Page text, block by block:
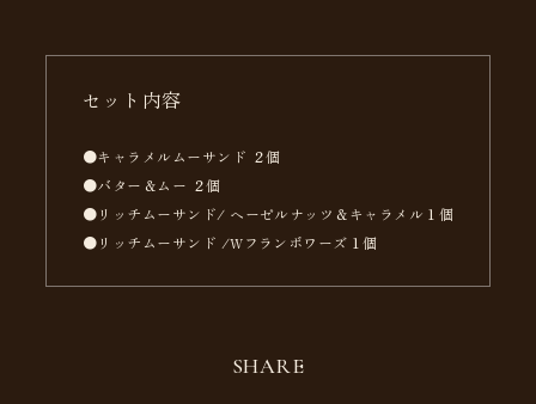
セット内容
●キャラメルムーサンド ２個
●バター＆ムー ２個
●リッチムーサンド/ ヘーゼルナッツ＆キャラメル１個
●リッチムーサンド /Wフランボワーズ１個
SHARE